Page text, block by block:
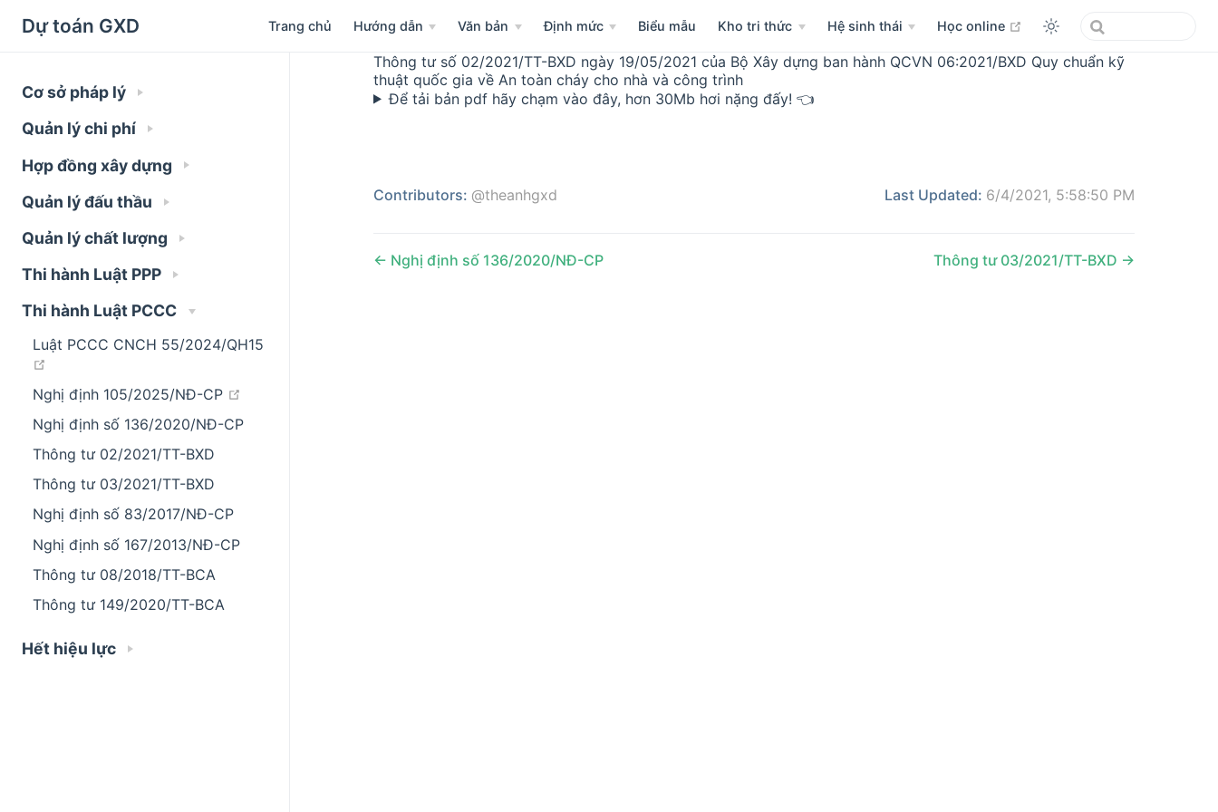
Dự toán GXD Trang chủ Hướng dẫn Văn bản Định mức Biểu mẫu Kho tri thức Hệ sinh thái Học online open in new window
Cơ sở pháp lý
Quản lý chi phí
Hợp đồng xây dựng
Quản lý đấu thầu
Quản lý chất lượng
Thi hành Luật PPP
Thi hành Luật PCCC
Luật PCCC CNCH 55/2024/QH15
Nghị định 105/2025/NĐ-CP
Nghị định số 136/2020/NĐ-CP
Thông tư 02/2021/TT-BXD
Thông tư 03/2021/TT-BXD
Nghị định số 83/2017/NĐ-CP
Nghị định số 167/2013/NĐ-CP
Thông tư 08/2018/TT-BCA
Thông tư 149/2020/TT-BCA
Hết hiệu lực
Thông tư số 02/2021/TT-BXD ngày 19/05/2021 của Bộ Xây dựng ban hành QCVN 06:2021/BXD Quy chuẩn kỹ
thuật quốc gia về An toàn cháy cho nhà và công trình
Để tải bản pdf hãy chạm vào đây, hơn 30Mb hơi nặng đấy! 👈
Last Updated: 6/4/2021, 5:58:50 PM
Contributors: @theanhgxd
Nghị định số 136/2020/NĐ-CP Thông tư 03/2021/TT-BXD